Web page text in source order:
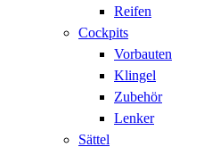
Reifen
Cockpits
Vorbauten
Klingel
Zubehör
Lenker
Sättel